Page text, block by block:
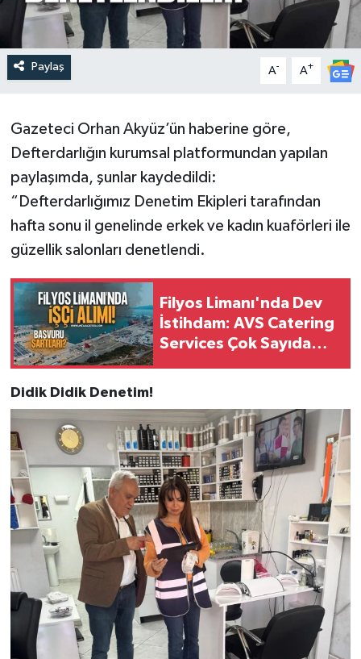
Paylaş A- A+
Gazeteci Orhan Akyüz’ün haberine göre,
Defterdarlığın kurumsal platformundan yapılan
paylaşımda, şunlar kaydedildi:
“Defterdarlığımız Denetim Ekipleri tarafından
hafta sonu il genelinde erkek ve kadın kuaförleri ile
güzellik salonları denetlendi.
Filyos Limanı'nda Dev
İstihdam: AVS Catering
Services Çok Sayıda
Didik Didik Denetim!